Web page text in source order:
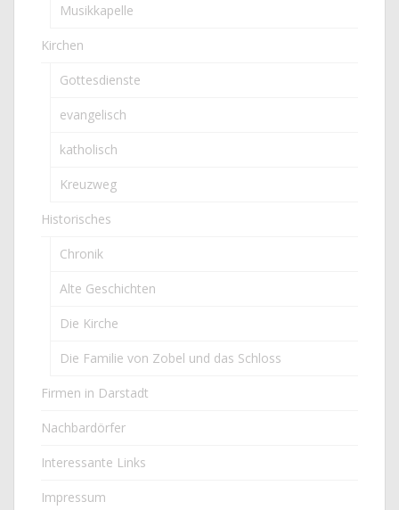
Musikkapelle
Kirchen
Gottesdienste
evangelisch
katholisch
Kreuzweg
Historisches
Chronik
Alte Geschichten
Die Kirche
Die Familie von Zobel und das Schloss
Firmen in Darstadt
Nachbardörfer
Interessante Links
Impressum